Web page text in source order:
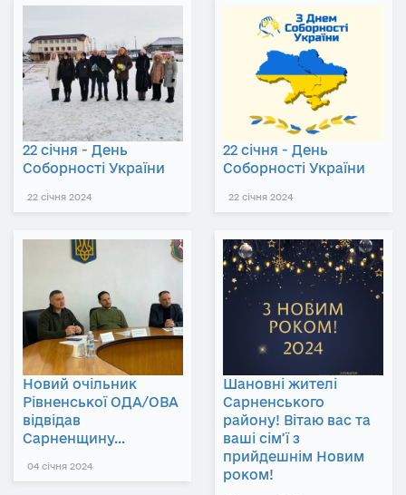
22 січня - День
Соборності України
22 січня 2024
22 січня - День
Соборності України
22 січня 2024
Новий очільник
Рівненської ОДА/ОВА
відвідав
Сарненщину…
04 січня 2024
Шановні жителі
Сарненського
району! Вітаю вас та
ваші сім’ї з
прийдешнім Новим
роком!